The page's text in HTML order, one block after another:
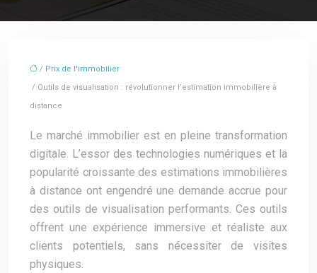
/ Prix de l'immobilier
/ Outils de visualisation : révolutionner l’estimation immobilière à
distance
Le marché immobilier est en pleine transformation
digitale. L’essor des technologies numériques et la
popularité croissante des estimations immobilières
à distance ont engendré une demande accrue pour
des outils de visualisation performants. Ces outils
offrent une expérience immersive et réaliste aux
clients potentiels, sans nécessiter de visites
physiques.